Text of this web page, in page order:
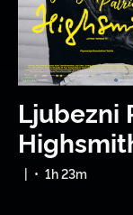
Ljubezni
| • 1h 23m